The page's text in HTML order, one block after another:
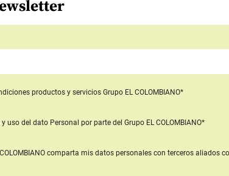
productos y servicios Grupo EL COLOMBIANO*
uso del dato Personal por parte del Grupo EL COLOMBIANO*
comparta mis datos personales con terceros aliados